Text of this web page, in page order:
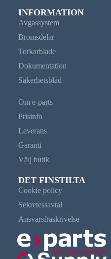
INFORMATION
Avgassystem
Bromsdelar
Torkarblade
Dokumentation
Säkerhetsblad
Om e-parts
Prisinfo
Leverans
Garanti
Välj butik
DET FINSTILTA
Cookie policy
Sekretessavtal
Ansvarsfraskrivelse